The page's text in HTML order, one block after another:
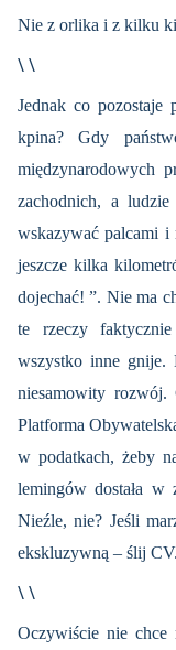
Nie z orlika i z kilku
\ \
Jednak co
kpina? Gdy
międzynarodowych
zachodnich, a
wskazywać palcami
jeszcze kilka
dojechać! ”. Nie ma
te rzeczy
wszystko inne gnije.
niesamowity
Platforma
w podatkach, żeby
lemingów dostała w
Nieźle, nie? Jeśli
ekskluzywną – ślij CV.
\ \
Oczywiście nie